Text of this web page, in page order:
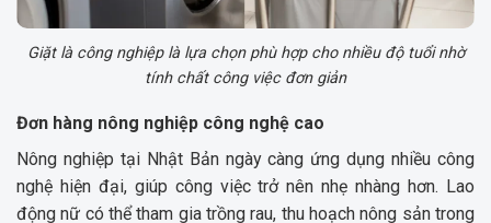
Giặt là công nghiệp là lựa chọn phù hợp cho nhiều độ tuổi nhờ
tính chất công việc đơn giản
Đơn hàng nông nghiệp công nghệ cao
Nông nghiệp tại Nhật Bản ngày càng ứng dụng nhiều công
nghệ hiện đại, giúp công việc trở nên nhẹ nhàng hơn. Lao
động nữ có thể tham gia trồng rau, thu hoạch nông sản trong